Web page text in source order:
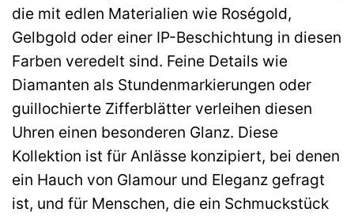
die mit edlen Materialien wie Roségold,
Gelbgold oder einer IP-Beschichtung in diesen
Farben veredelt sind. Feine Details wie
Diamanten als Stundenmarkierungen oder
guillochierte Zifferblätter verleihen diesen
Uhren einen besonderen Glanz. Diese
Kollektion ist für Anlässe konzipiert, bei denen
ein Hauch von Glamour und Eleganz gefragt
ist, und für Menschen, die ein Schmuckstück